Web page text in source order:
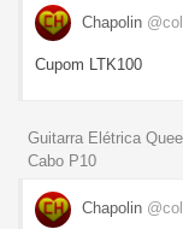
Chapolin
Cupom LTK100
Guitarra Elétrica
Cabo P10
Chapolin